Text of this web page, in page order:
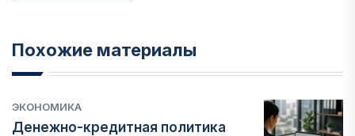
Похожие материалы
ЭКОНОМИКА
Денежно-кредитная политика